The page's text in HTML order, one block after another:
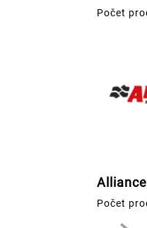
Počet
Alliance
Počet